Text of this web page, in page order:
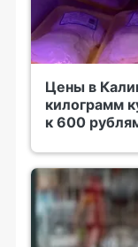
Цены в
килограмм
к 600